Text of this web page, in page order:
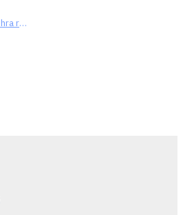
Zaklínač 3: Divoký hon (Edícia hra roku)